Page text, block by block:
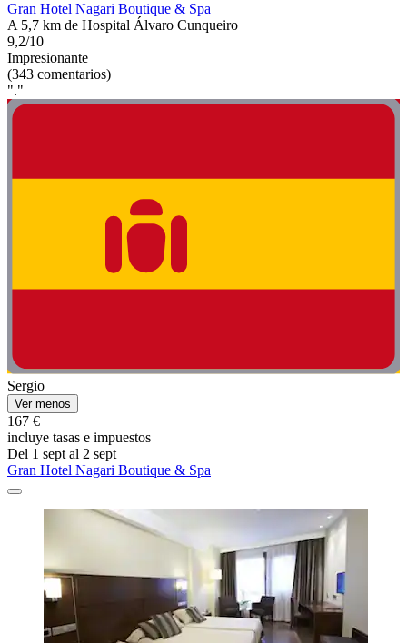
Gran Hotel Nagari Boutique & Spa
A 5,7 km de Hospital Álvaro Cunqueiro
9,2/10
Impresionante
(343 comentarios)
"."
Sergio
Ver menos
167 €
incluye tasas e impuestos
Del 1 sept al 2 sept
Gran Hotel Nagari Boutique & Spa